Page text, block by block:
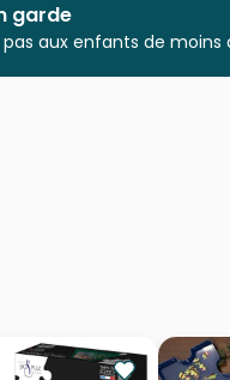
garde
aux enfants de